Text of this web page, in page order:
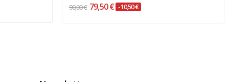
90,00 € 79,50 € -10,50 €